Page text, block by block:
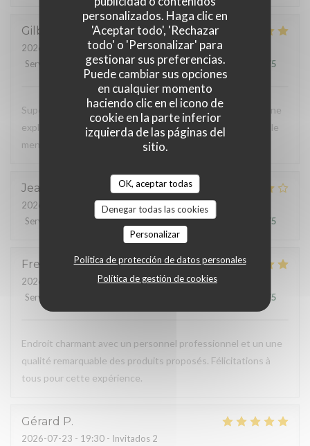
personalizados. Haga clic en
'Aceptar todo', 'Rechazar
todo' o 'Personalizar' para
gestionar sus preferencias.
Puede cambiar sus opciones
en cualquier momento
haciendo clic en el icono de
cookie en la parte inferior
izquierda de las páginas del
sitio.
OK, aceptar todas
Denegar todas las cookies
Personalizar
Política de protección de datos personales
Política de gestión de cookies
Gilbert
2026-07-25
- 19:30 - Invitados 2
Servicio
Ambiente: 5/5 Menú :5 /5 Calidad / Precio /5
Superbe moment passé au sein de votre établissement. Une
explosion de saveurs et de couleurs, tout était parfait sur le
menu en 5 temps. A refaire sans tarder.
Jean marc
2026-07-25
- 19:30 - Invitados 2
Servicio
Ambiente:4/5 Menú:4/5 Calidad / Precio /5
Frederic C
2026-07-24
- 20:00 - Invitados 3
Servicio
/5
Endroit charmant avec un personnel professionnel et un une
qualité remarquable des produits proposés. Félicitations à
tous pour cette expérience.
Gérard P
2026-07-23 - 19:30 - Invitados 2